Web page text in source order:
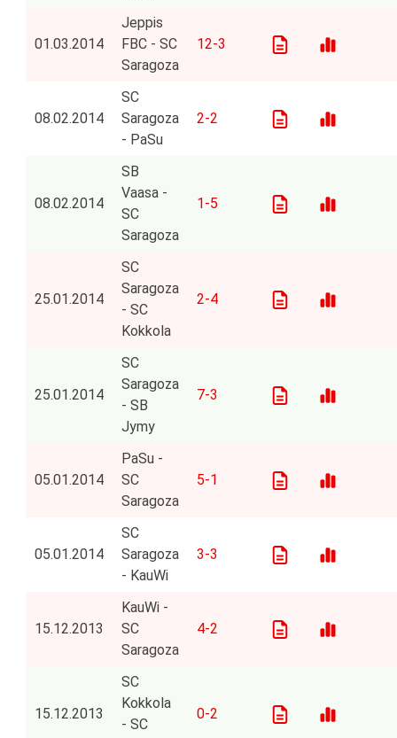
01.03.2014
Jeppis
FBC - SC
Saragoza
12-3
08.02.2014
SC
Saragoza
- PaSu
2-2
08.02.2014
SB
Vaasa -
SC
Saragoza
1-5
25.01.2014
SC
Saragoza
- SC
Kokkola
2-4
25.01.2014
SC
Saragoza
- SB
Jymy
7-3
05.01.2014
PaSu -
SC
Saragoza
5-1
05.01.2014
SC
Saragoza
- KauWi
3-3
15.12.2013
KauWi -
SC
Saragoza
4-2
15.12.2013
SC
Kokkola
- SC
0-2